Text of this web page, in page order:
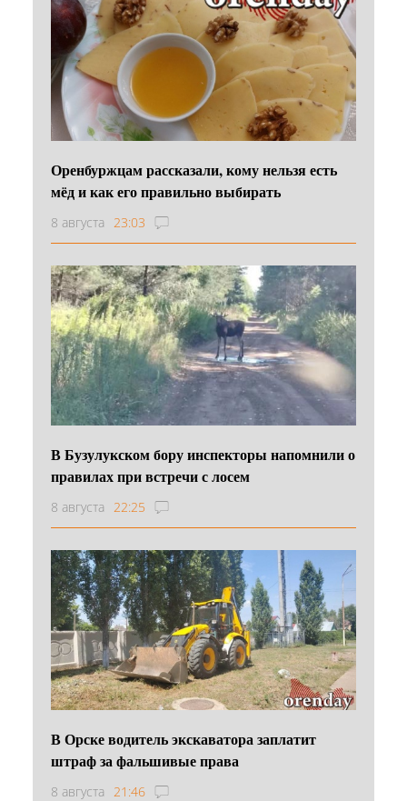
Оренбуржцам рассказали, кому нельзя есть
мёд и как его правильно выбирать
8 августа 23:03
В Бузулукском бору инспекторы напомнили о
правилах при встречи с лосем
8 августа 22:25
В Орске водитель экскаватора заплатит
штраф за фальшивые права
8 августа 21:46